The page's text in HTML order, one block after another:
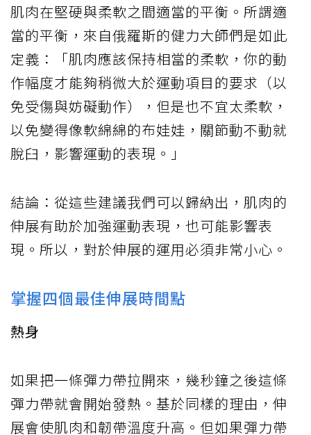
肌肉在堅硬與柔軟之間適當的平衡。所謂適
當的平衡，來自俄羅斯的健力大師們是如此
定義：「肌肉應該保持相當的柔軟，你的動
作幅度才能夠稍微大於運動項目的要求（以
免受傷與妨礙動作），但是也不宜太柔軟，
以免變得像軟綿綿的布娃娃，關節動不動就
脫臼，影響運動的表現。」
結論：從這些建議我們可以歸納出，肌肉的
伸展有助於加強運動表現，也可能影響表
現。所以，對於伸展的運用必須非常小心。
掌握四個最佳伸展時間點
熱身
如果把一條彈力帶拉開來，幾秒鐘之後這條
彈力帶就會開始發熱。基於同樣的理由，伸
展會使肌肉和韌帶溫度升高。但如果彈力帶